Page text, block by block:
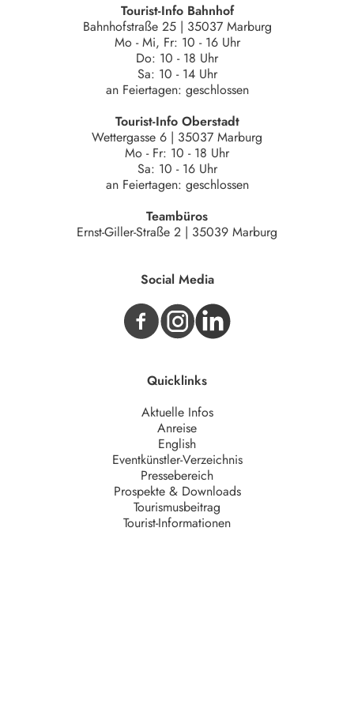
Tourist-Info Bahnhof
Bahnhofstraße 25 | 35037 Marburg
Mo - Mi, Fr: 10 - 16 Uhr
Do: 10 - 18 Uhr
Sa: 10 - 14 Uhr
an Feiertagen: geschlossen
Tourist-Info Oberstadt
Wettergasse 6 | 35037 Marburg
Mo - Fr: 10 - 18 Uhr
Sa: 10 - 16 Uhr
an Feiertagen: geschlossen
Teambüros
Ernst-Giller-Straße 2 | 35039 Marburg
Social Media
Quicklinks
Aktuelle Infos
Anreise
English
Eventkünstler-Verzeichnis
Pressebereich
Prospekte & Downloads
Tourismusbeitrag
Tourist-Informationen